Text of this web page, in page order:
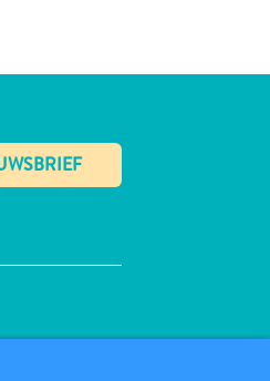
✕